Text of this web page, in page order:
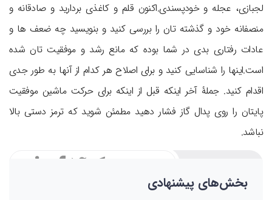
لجبازی، عجله و خودپسندی.اکنون قلم و کاغذی بردارید و صادقانه و
منصفانه خود و گذشته ‎تان را بررسی کنید و بنویسید چه ضعف‎ ها و
عادات رفتاری بدی در شما بوده که مانع رشد و موفقیت‎ تان شده
است.اینها را شناسایی کنید و برای اصلاح هر کدام از آنها به طور جدی
اقدام کنید. جملۀ آخر اینکه قبل از اینکه برای حرکت ماشین موفقیت
پایتان را روی پدال گاز فشار دهید مطمئن شوید که ترمز دستی بالا
نباشد.
بخش‌های پیشنهادی